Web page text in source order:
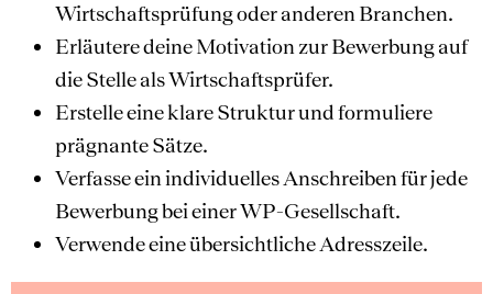
Wirtschaftsprüfung oder anderen Branchen.
Erläutere deine Motivation zur Bewerbung auf
die Stelle als Wirtschaftsprüfer.
Erstelle eine klare Struktur und formuliere
prägnante Sätze.
Verfasse ein individuelles Anschreiben für jede
Bewerbung bei einer WP-Gesellschaft.
Verwende eine übersichtliche Adresszeile.